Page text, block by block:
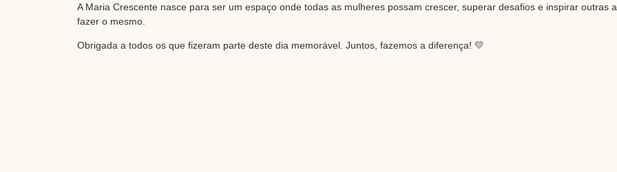
A Maria Crescente nasce para ser um espaço onde todas as mulheres possam crescer, superar desafios e inspirar outras a
fazer o mesmo.
Obrigada a todos os que fizeram parte deste dia memorável. Juntos, fazemos a diferença! 💛